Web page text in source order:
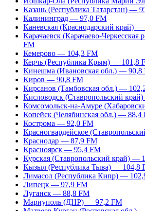
Казань (Республика Татарстан) —
Калининград — 97,0 FM
Каневская (Краснодарский край)
Карачаевск (Карачаево-
FM
Кемерово — 104,3 FM
Керчь (Республика Крым) — 101,8
Кинешма (Ивановская обл.) — 90,8
Киров — 90,8 FM
Кирсанов (Тамбовская обл.) —
Кисловодск (Ставропольский
Комсомольск-на-Амуре
Копейск (Челябинская обл.) — 88,4
Кострома — 92,0 FM
Красногвардейское
Краснодар — 87,9 FM
Красноярск — 95,4 FM
Курская (Ставропольский край) —
Кызыл (Республика Тыва) — 104,8
Лимасол (Республика Кипр) —
Липецк — 97,9 FM
Луганск — 88,8 FM
Мариуполь (ДНР) — 97,2 FM